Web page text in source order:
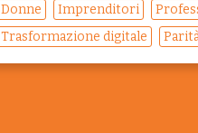
Donne Imprenditori
Trasformazione digitale